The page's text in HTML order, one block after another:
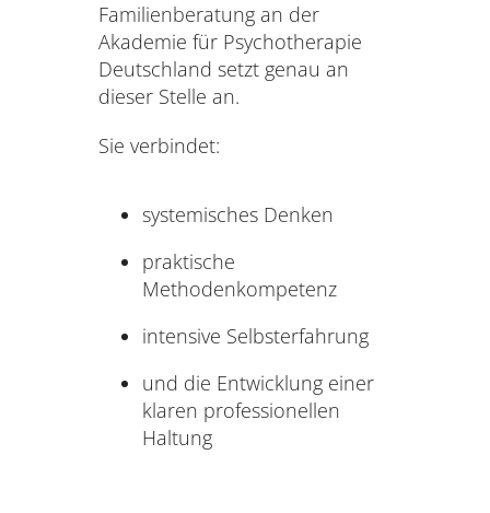
Familienberatung an der
Akademie für Psychotherapie
Deutschland setzt genau an
dieser Stelle an.
Sie verbindet:
systemisches Denken
praktische
Methodenkompetenz
intensive Selbsterfahrung
und die Entwicklung einer
klaren professionellen
Haltung